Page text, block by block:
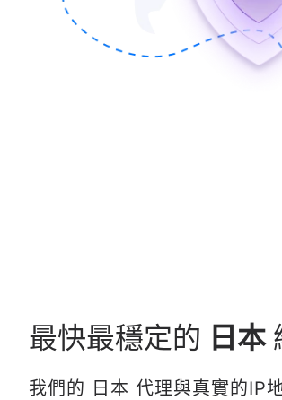
最快最穩定的 日本
我們的 日本 代理與真實的IP